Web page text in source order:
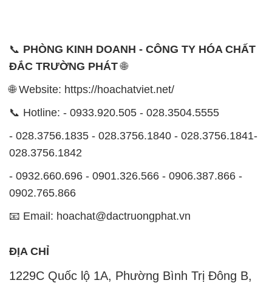
📞 PHÒNG KINH DOANH - CÔNG TY HÓA CHẤT
ĐẮC TRƯỜNG PHÁT🌐
🌐 Website: https://hoachatviet.net/
📞 Hotline: - 0933.920.505 - 028.3504.5555
- 028.3756.1835 - 028.3756.1840 - 028.3756.1841-
028.3756.1842
- 0932.660.696 - 0901.326.566 - 0906.387.866 -
0902.765.866
📧 Email: hoachat@dactruongphat.vn
ĐỊA CHỈ
1229C Quốc lộ 1A, Phường Bình Trị Đông B,